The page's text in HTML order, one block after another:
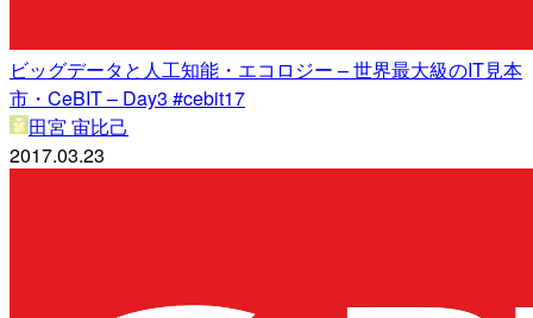
ビッグデータと人工知能・エコロジー – 世界最大級のIT見本
市・CeBIT – Day3 #cebit17
田宮 宙比己
2017.03.23